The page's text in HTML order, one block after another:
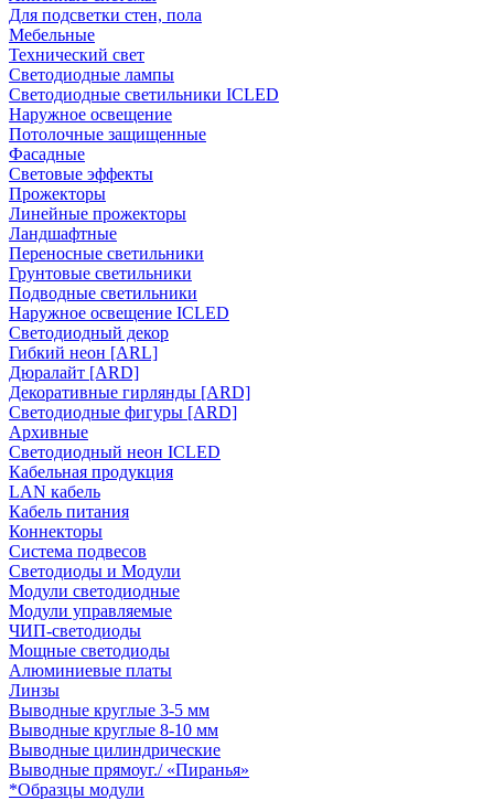
Для подсветки стен, пола
Мебельные
Технический свет
Светодиодные лампы
Светодиодные светильники ICLED
Наружное освещение
Потолочные защищенные
Фасадные
Световые эффекты
Прожекторы
Линейные прожекторы
Ландшафтные
Переносные светильники
Грунтовые светильники
Подводные светильники
Наружное освещение ICLED
Светодиодный декор
Гибкий неон [ARL]
Дюралайт [ARD]
Декоративные гирлянды [ARD]
Светодиодные фигуры [ARD]
Архивные
Светодиодный неон ICLED
Кабельная продукция
LAN кабель
Кабель питания
Коннекторы
Система подвесов
Светодиоды и Модули
Модули светодиодные
Модули управляемые
ЧИП-светодиоды
Мощные светодиоды
Алюминиевые платы
Линзы
Выводные круглые 3-5 мм
Выводные круглые 8-10 мм
Выводные цилиндрические
Выводные прямоуг./ «Пиранья»
*Образцы модули